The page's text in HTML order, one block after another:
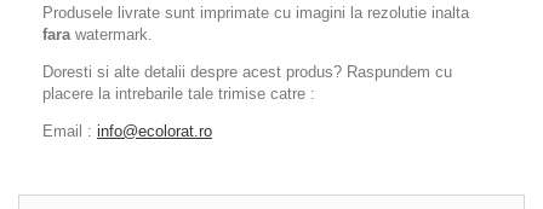
Produsele livrate sunt imprimate cu imagini la rezolutie inalta
fara watermark.
Doresti si alte detalii despre acest produs? Raspundem cu
placere la intrebarile tale trimise catre :
Email : info@ecolorat.ro